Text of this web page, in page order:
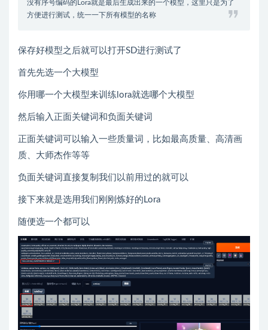
没有序号编码的Lora就是最后生成出来的一个模型，这里只是为了
方便进行测试，统一一下所有模型的名称
保存好模型之后就可以打开SD进行测试了
首先先选一个大模型
你用哪一个大模型来训练lora就选哪个大模型
然后输入正面关键词和负面关键词
正面关键词可以输入一些质量词，比如最高质量、高清画
质、大师杰作等等
负面关键词直接复制我们以前用过的就可以
接下来就是选用我们刚刚炼好的Lora
随便选一个都可以